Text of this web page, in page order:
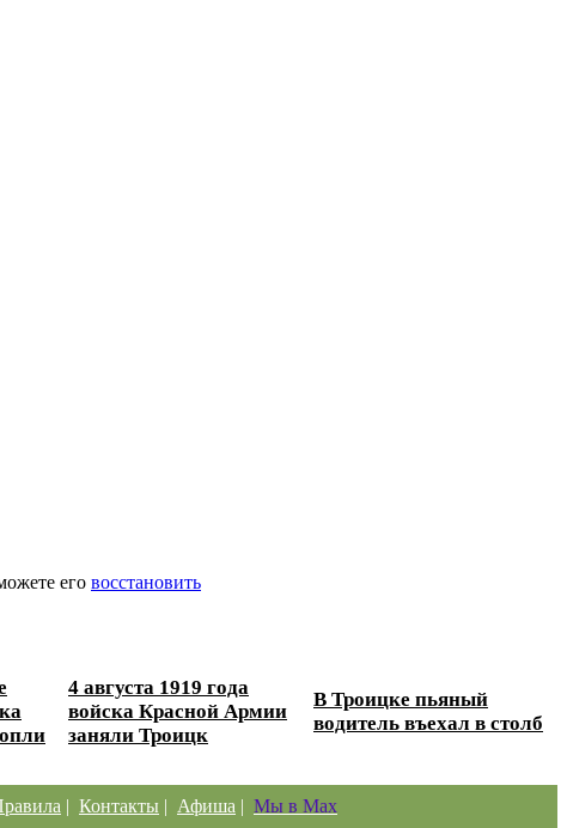
его восстановить
4 августа 1919 года
войска Красной Армии
заняли Троицк
В Троицке пьяный
водитель въехал в столб
| Контакты | Афиша | Мы в Max